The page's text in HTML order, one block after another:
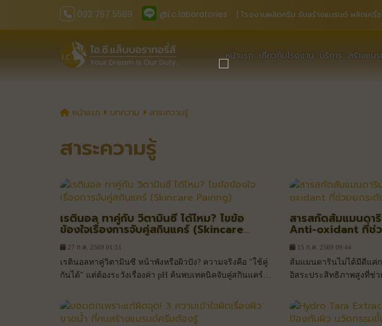
092 757 5589 @i.c.laboratories | โรงงานผลิตครีม รับสร้างแบรนด์ ผลิตเค
หน้าแรก เกี่ยวกับโรงงาน บริการ สร้างแบ
หน้าแรก บทความ สาระความรู้
สาระความรู้
เรตินอล ทาคู่กับ วิตามินซี ได้ไหม? ไขข้อ
ข้องใจเรื่องการจับคู่สกินแคร์ (Skincare
Pairing)
27 ก.ค. 2569 01:51
เรตินอลทาคู่วิตามินซี หน้าพังหรือผิวปัง? ความจริงคือ "ใช้คู่
กันได้" แต่ต้องระวังเรื่องค่า pH ค้นพบเทคนิคจับคู่สกินแคร์
สารสกัดส้มแมนดา
Anti-oxidant ที่ช่
แบรนด์
15 ก.ค. 2569 09:44
ส้มแมนดารินไม่ได้มีดีแค่
อิสระประสิทธิภาพสูงที่ช่